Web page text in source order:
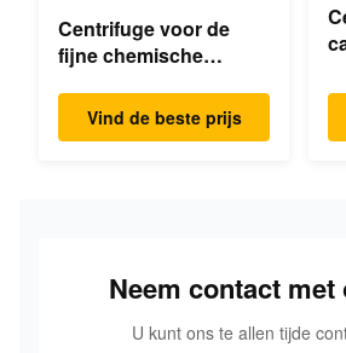
Centrifuge voor de
fijne chemische
Vind de beste prijs
Neem contact met
U kunt ons te allen tijde